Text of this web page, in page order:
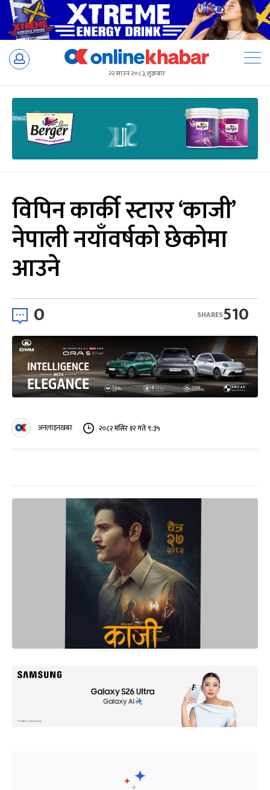
Skip
२२ साउन २०८३, शुक्रबार
विपिन कार्की स्टारर ‘काजी’
नेपाली नयाँवर्षको छेकोमा
आउने
0 510
SHARES
अनलाइनखबर २०८२ मंसिर १२ गते ९:३५